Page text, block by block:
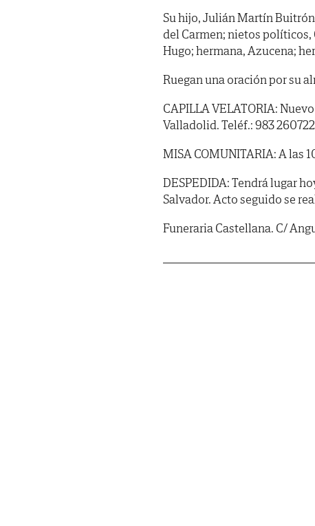
Su hijo, Julián Martín
del Carmen; nietos políticos,
Hugo; hermana, Azucena;
Ruegan una oración por su
CAPILLA VELATORIA:
Valladolid. Teléf.: 983
MISA COMUNITARIA: A las
DESPEDIDA: Tendrá lugar
Salvador. Acto seguido se
Funeraria Castellana. C/